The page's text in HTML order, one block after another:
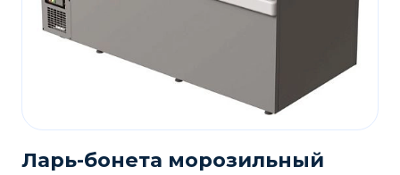
Ларь-бонета морозильный